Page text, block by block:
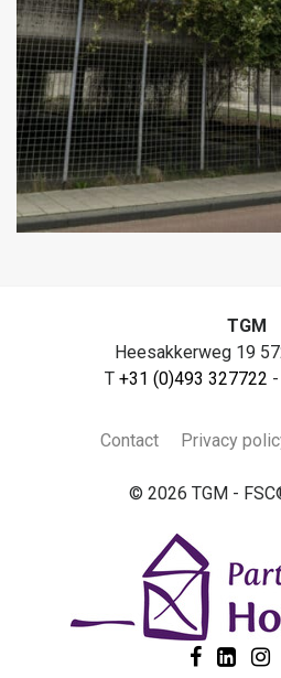
TGM
Heesakkerweg 19
T +31 (0)493 327722
Contact Privacy
© 2026 TGM -